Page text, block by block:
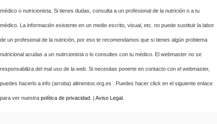
médico o nutricionista. Si tienes dudas, consulta a un profesional de la nutrición o a tu
médico. La información existente en un medio escrito, visual, etc. no puede sustituir la labor
de un profesional de la nutrición, por eso te recomendamos que si tienes algún problema
nutricional acudas a un nutircionista o lo consultes con tu médico. El webmaster no se
responsabiliza del mal uso de la web. Si necesitas ponerte en contacto con el webmaster,
puedes hacerlo a info (arroba) alimentos.org.es . Puedes hacer click en el siguiente enlace
para ver nuestra política de privacidad . | Aviso Legal